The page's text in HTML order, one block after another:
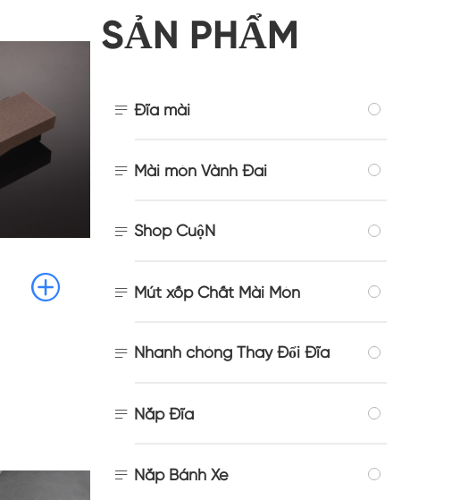

SẢN PHẨM
 Đĩa mài
 Mài mòn Vành Đai
 Shop CuộN
 Mút xốp Chất Mài Mòn
 Nhanh chóng Thay Đổi Đĩa
 Nắp Đĩa
 Nắp Bánh Xe